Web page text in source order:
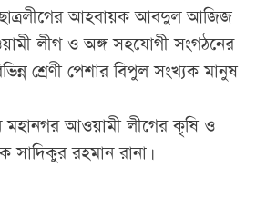
আহবায়ক আবদুল আজিজ
লীগ ও অঙ্গ সহযোগী সংগঠনের
শ্রেণী পেশার বিপুল সংখ্যক মানুষ
মহানগর আওয়ামী লীগের কৃষি ও
রহমান রানা।